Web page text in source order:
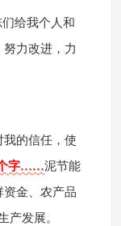
给我个人和
力改进，力
我的信任，使
字……泥节能
资金、农产品
产发展。